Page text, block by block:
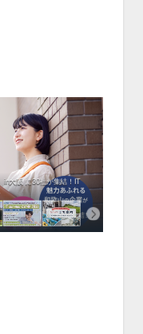
in大阪 に30社が集結！IT